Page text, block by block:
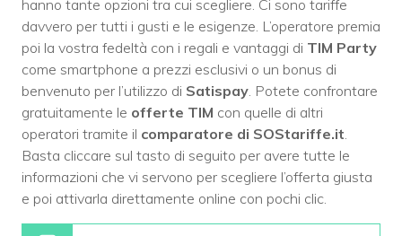
hanno tante opzioni tra cui scegliere. Ci sono tariffe
davvero per tutti i gusti e le esigenze. L’operatore premia
poi la vostra fedeltà con i regali e vantaggi di TIM Party
come smartphone a prezzi esclusivi o un bonus di
benvenuto per l’utilizzo di Satispay. Potete confrontare
gratuitamente le offerte TIM con quelle di altri
operatori tramite il comparatore di SOStariffe.it.
Basta cliccare sul tasto di seguito per avere tutte le
informazioni che vi servono per scegliere l’offerta giusta
e poi attivarla direttamente online con pochi clic.